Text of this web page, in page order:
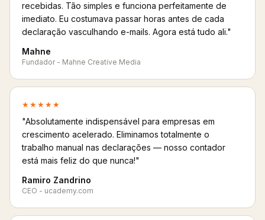
recebidas. Tão simples e funciona perfeitamente de
imediato. Eu costumava passar horas antes de cada
declaração vasculhando e-mails. Agora está tudo ali."
Mahne
Fundador - Mahne Creative Media
★★★★★
"Absolutamente indispensável para empresas em
crescimento acelerado. Eliminamos totalmente o
trabalho manual nas declarações — nosso contador
está mais feliz do que nunca!"
Ramiro Zandrino
CEO - ucademy.com